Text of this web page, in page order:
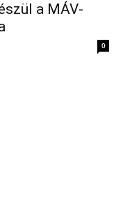
a MÁV-
0